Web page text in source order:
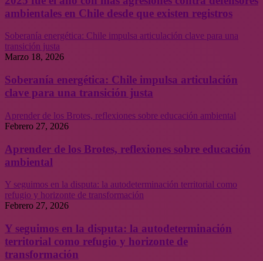
ambientales en Chile desde que existen registros
Soberanía energética: Chile impulsa articulación clave para una
transición justa
Marzo 18, 2026
Soberanía energética: Chile impulsa articulación
clave para una transición justa
Aprender de los Brotes, reflexiones sobre educación ambiental
Febrero 27, 2026
Aprender de los Brotes, reflexiones sobre educación
ambiental
Y seguimos en la disputa: la autodeterminación territorial como
refugio y horizonte de transformación
Febrero 27, 2026
Y seguimos en la disputa: la autodeterminación
territorial como refugio y horizonte de
transformación